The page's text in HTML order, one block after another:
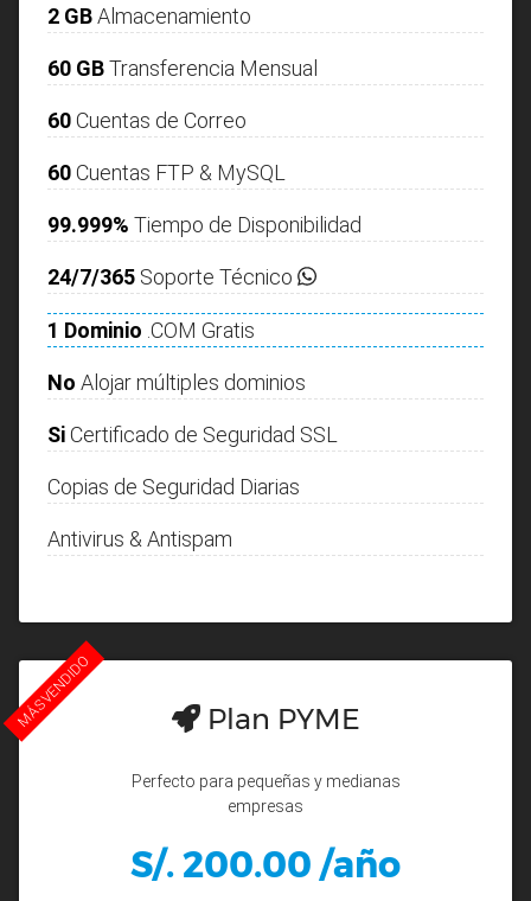
2 GBAlmacenamiento
60 GBTransferencia Mensual
60Cuentas de Correo
60Cuentas FTP & MySQL
99.999% Tiempo de Disponibilidad
24/7/365 Soporte Técnico
1 Dominio .COM Gratis
No Alojar múltiples dominios
SiCertificado de Seguridad SSL
Copias de Seguridad Diarias
Antivirus & Antispam
MÁS VENDIDO Plan PYME
Perfecto para pequeñas y medianas
empresas
S/. 200.00 /año